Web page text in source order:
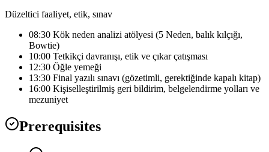
Düzeltici faaliyet, etik, sınav
08:30 Kök neden analizi atölyesi (5 Neden, balık kılçığı,
Bowtie)
10:00 Tetkikçi davranışı, etik ve çıkar çatışması
12:30 Öğle yemeği
13:30 Final yazılı sınavı (gözetimli, gerektiğinde kapalı kitap)
16:00 Kişiselleştirilmiş geri bildirim, belgelendirme yolları ve
mezuniyet
Prerequisites